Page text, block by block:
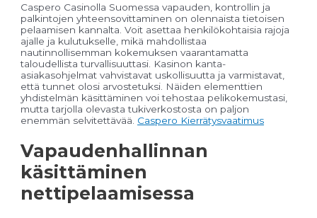
Caspero Casinolla Suomessa vapauden, kontrollin ja
palkintojen yhteensovittaminen on olennaista tietoisen
pelaamisen kannalta. Voit asettaa henkilökohtaisia rajoja
ajalle ja kulutukselle, mikä mahdollistaa
nautinnollisemman kokemuksen vaarantamatta
taloudellista turvallisuuttasi. Kasinon kanta-
asiakasohjelmat vahvistavat uskollisuutta ja varmistavat,
että tunnet olosi arvostetuksi. Näiden elementtien
yhdistelmän käsittäminen voi tehostaa pelikokemustasi,
mutta tarjolla olevasta tukiverkostosta on paljon
enemmän selvitettävää. Caspero Kierrätysvaatimus
Vapaudenhallinnan
käsittäminen
nettipelaamisessa